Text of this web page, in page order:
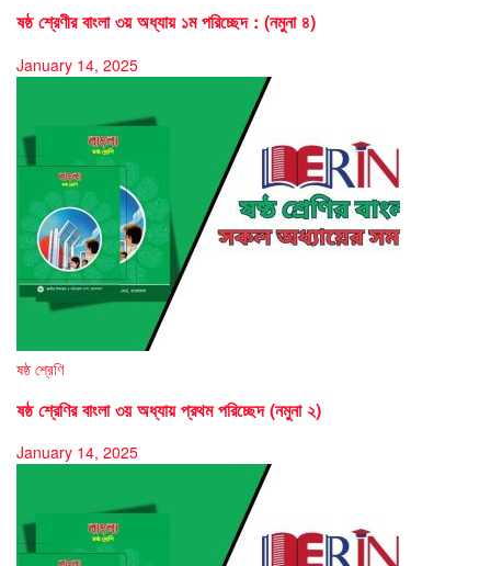
ষষ্ঠ শ্রেণীর বাংলা ৩য় অধ্যায় ১ম পরিচ্ছেদ : (নমুনা ৪)
January 14, 2025
ষষ্ঠ শ্রেণি
ষষ্ঠ শ্রেণির বাংলা ৩য় অধ্যায় প্রথম পরিচ্ছেদ (নমুনা ২)
January 14, 2025